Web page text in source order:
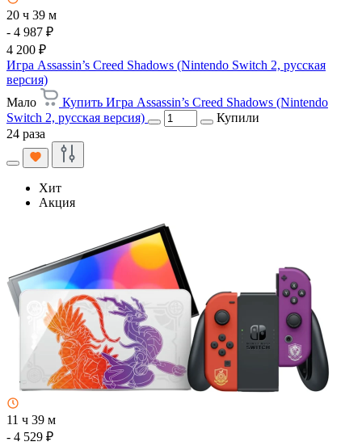
20 ч 39 м
- 4 987 ₽
4 200 ₽
Игра Assassin’s Creed Shadows (Nintendo Switch 2, русская
версия)
Мало
Купить Игра Assassin’s Creed Shadows (Nintendo
Switch 2, русская версия)
Купили
24 раза
Хит
Акция
11 ч 39 м
- 4 529 ₽